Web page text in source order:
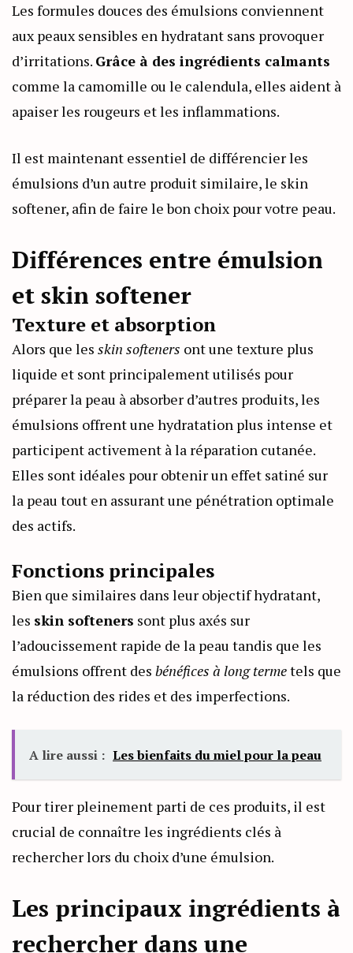
Les formules douces des émulsions conviennent
aux peaux sensibles en hydratant sans provoquer
d’irritations. Grâce à des ingrédients calmants
comme la camomille ou le calendula, elles aident à
apaiser les rougeurs et les inflammations.
Il est maintenant essentiel de différencier les
émulsions d’un autre produit similaire, le skin
softener, afin de faire le bon choix pour votre peau.
Différences entre émulsion
et skin softener
Texture et absorption
Alors que les skin softeners ont une texture plus
liquide et sont principalement utilisés pour
préparer la peau à absorber d’autres produits, les
émulsions offrent une hydratation plus intense et
participent activement à la réparation cutanée.
Elles sont idéales pour obtenir un effet satiné sur
la peau tout en assurant une pénétration optimale
des actifs.
Fonctions principales
Bien que similaires dans leur objectif hydratant,
les skin softeners sont plus axés sur
l’adoucissement rapide de la peau tandis que les
émulsions offrent des bénéfices à long termetels que
la réduction des rides et des imperfections.
A lire aussi : Les bienfaits du miel pour la peau
Pour tirer pleinement parti de ces produits, il est
crucial de connaître les ingrédients clés à
rechercher lors du choix d’une émulsion.
Les principaux ingrédients à
rechercher dans une